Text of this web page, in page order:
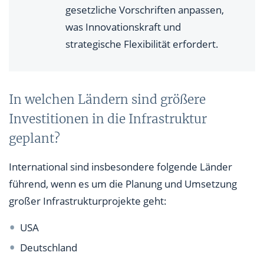
gesetzliche Vorschriften anpassen,
was Innovationskraft und
strategische Flexibilität erfordert.
In welchen Ländern sind größere
Investitionen in die Infrastruktur
geplant?
International sind insbesondere folgende Länder
führend, wenn es um die Planung und Umsetzung
großer Infrastrukturprojekte geht:
USA
Deutschland